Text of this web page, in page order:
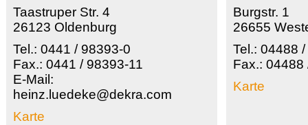
Taastruper Str. 4
26123 Oldenburg
Tel.: 0441 / 98393-0
Fax.: 0441 / 98393-11
E-Mail:
heinz.luedeke@dekra.com
Karte
Burgstr. 1
26655
Tel.: 04488
Fax.: 04488
Karte